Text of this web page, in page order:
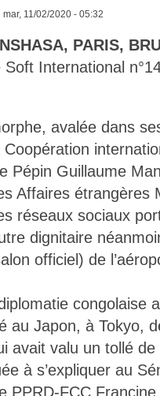
mar, 11/02/2020 - 05:32
PARIS,
Soft International
avalée dans
Pépin Guillaume
Affaires étrangères
réseaux sociaux
dignitaire
officiel) de
congolaise
au Japon, à Tokyo,
avait valu un tollé de
à s’expliquer au
PPRD-FCC